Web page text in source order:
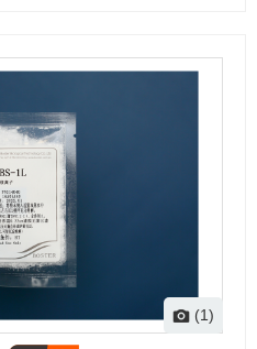
(1)